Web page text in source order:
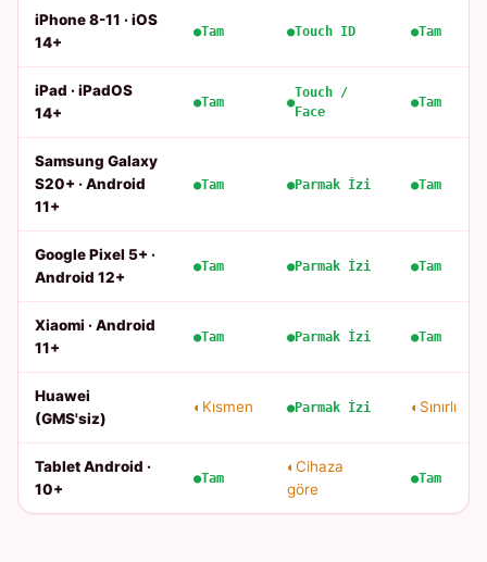
iPhone 8-11 · iOS
14+
Tam Touch ID Tam
iPad · iPadOS
14+
Tam
Touch /
Face
Tam
Samsung Galaxy
S20+ · Android
11+
Tam Parmak İzi Tam
Google Pixel 5+ ·
Android 12+
Tam Parmak İzi Tam
Xiaomi · Android
11+
Tam Parmak İzi Tam
Huawei
(GMS'siz)
Kısmen Parmak İzi Sınırlı
Tablet Android ·
10+
Tam
Cihaza
göre
Tam